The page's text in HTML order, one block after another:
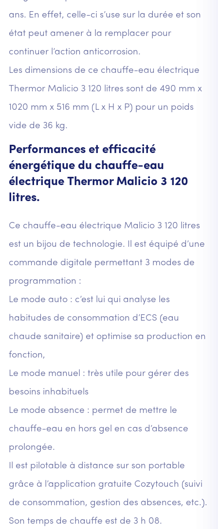
ans. En effet, celle-ci s’use sur la durée et son
état peut amener à la remplacer pour
continuer l’action anticorrosion.
Les dimensions de ce chauffe-eau électrique
Thermor Malicio 3 120 litres sont de 490 mm x
1020 mm x 516 mm (L x H x P) pour un poids
vide de 36 kg.
Performances et efficacité
énergétique du chauffe-eau
électrique Thermor Malicio 3 120
litres.
Ce chauffe-eau électrique Malicio 3 120 litres
est un bijou de technologie. Il est équipé d’une
commande digitale permettant 3 modes de
programmation :
Le mode auto : c’est lui qui analyse les
habitudes de consommation d’ECS (eau
chaude sanitaire) et optimise sa production en
fonction,
Le mode manuel : très utile pour gérer des
besoins inhabituels
Le mode absence : permet de mettre le
chauffe-eau en hors gel en cas d’absence
prolongée.
Il est pilotable à distance sur son portable
grâce à l’application gratuite Cozytouch (suivi
de consommation, gestion des absences, etc.).
Son temps de chauffe est de 3 h 08.